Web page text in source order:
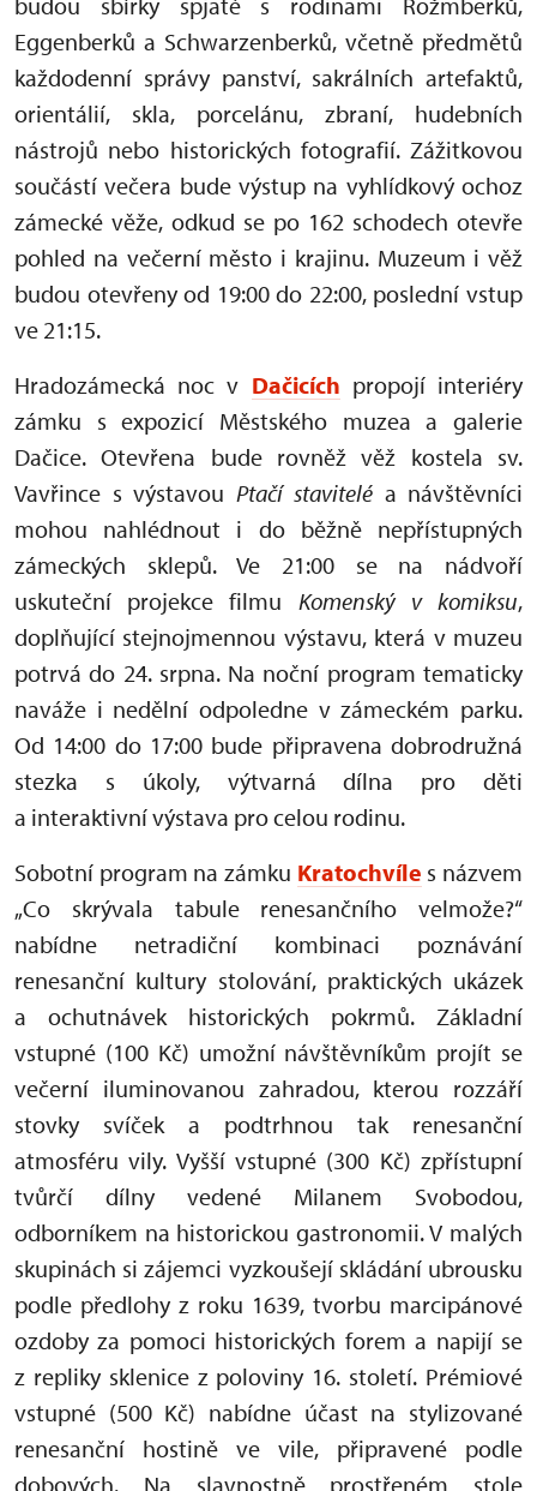
Eggenberků a Schwarzenberků, včetně předmětů
každodenní správy panství, sakrálních artefaktů,
orientálií, skla, porcelánu, zbraní, hudebních
nástrojů nebo historických fotografií. Zážitkovou
součástí večera bude výstup na vyhlídkový ochoz
zámecké věže, odkud se po 162 schodech otevře
pohled na večerní město i krajinu. Muzeum i věž
budou otevřeny od 19:00 do 22:00, poslední vstup
ve 21:15.
Hradozámecká noc v Dačicích propojí interiéry
zámku s expozicí Městského muzea a galerie
Dačice. Otevřena bude rovněž věž kostela sv.
Vavřince s výstavou Ptačí stavitelé a návštěvníci
mohou nahlédnout i do běžně nepřístupných
zámeckých sklepů. Ve 21:00 se na nádvoří
uskuteční projekce filmu Komenský v komiksu,
doplňující stejnojmennou výstavu, která v muzeu
potrvá do 24. srpna. Na noční program tematicky
naváže i nedělní odpoledne v zámeckém parku.
Od 14:00 do 17:00 bude připravena dobrodružná
stezka s úkoly, výtvarná dílna pro děti
a interaktivní výstava pro celou rodinu.
Sobotní program na zámku Kratochvíle s názvem
„Co skrývala tabule renesančního velmože?“
nabídne netradiční kombinaci poznávání
renesanční kultury stolování, praktických ukázek
a ochutnávek historických pokrmů. Základní
vstupné (100 Kč) umožní návštěvníkům projít se
večerní iluminovanou zahradou, kterou rozzáří
stovky svíček a podtrhnou tak renesanční
atmosféru vily. Vyšší vstupné (300 Kč) zpřístupní
tvůrčí dílny vedené Milanem Svobodou,
odborníkem na historickou gastronomii. V malých
skupinách si zájemci vyzkoušejí skládání ubrousku
podle předlohy z roku 1639, tvorbu marcipánové
ozdoby za pomoci historických forem a napijí se
z repliky sklenice z poloviny 16. století. Prémiové
vstupné (500 Kč) nabídne účast na stylizované
renesanční hostině ve vile, připravené podle
dobových. Na slavnostně prostřeném stole